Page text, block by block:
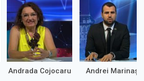
Andrada Cojocaru Andrei Marinaș